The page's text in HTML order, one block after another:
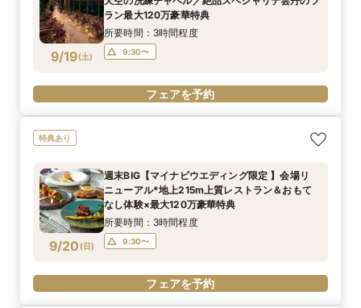
9/19(土)
ラン最大120万豪華特典
所要時間：3時間程度
9:30〜
フェアを予約
特典あり
9/20 (日)
週末BIG【マイナビウエディング限定 】会場リ
ニューアル*地上215m上質レストラン＆おもて
なし体験×最大120万豪華特典
所要時間：3時間程度
9:30〜
フェアを予約